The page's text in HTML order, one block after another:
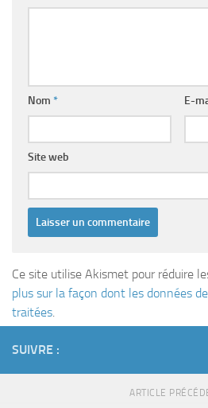
Nom * E-
Site web
Ce site utilise Akismet pour réduire
plus sur la façon dont les données
traitées.
SUIVRE :
ARTICLE